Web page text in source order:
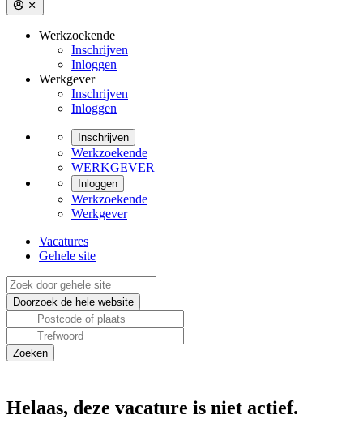
Werkzoekende
Inschrijven
Inloggen
Werkgever
Inschrijven
Inloggen
Inschrijven
Werkzoekende
WERKGEVER
Inloggen
Werkzoekende
Werkgever
Vacatures
Gehele site
Helaas, deze vacature is niet actief.